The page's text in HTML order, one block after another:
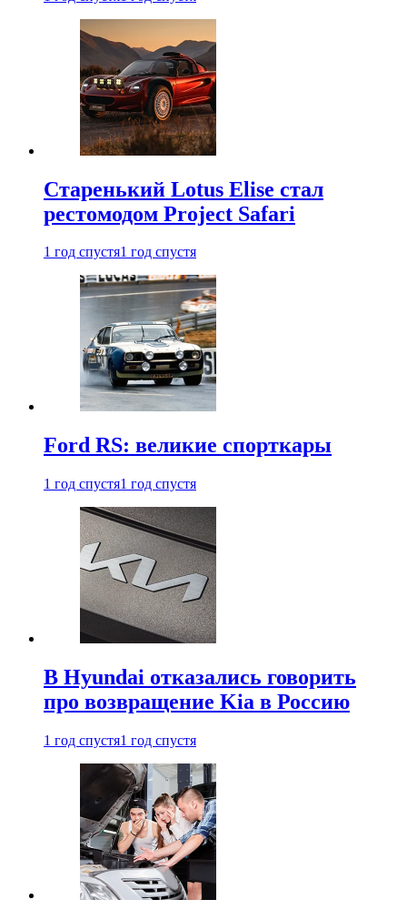
Старенький Lotus Elise стал
рестомодом Project Safari
1 год спустя1 год спустя
Ford RS: великие спорткары
1 год спустя1 год спустя
В Hyundai отказались говорить
про возвращение Kia в Россию
1 год спустя1 год спустя